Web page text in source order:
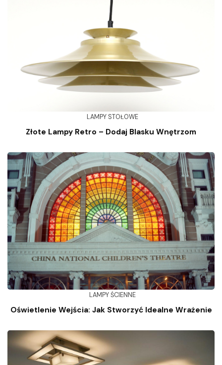
LAMPY STOŁOWE
Złote Lampy Retro – Dodaj Blasku Wnętrzom
LAMPY ŚCIENNE
Oświetlenie Wejścia: Jak Stworzyć Idealne Wrażenie